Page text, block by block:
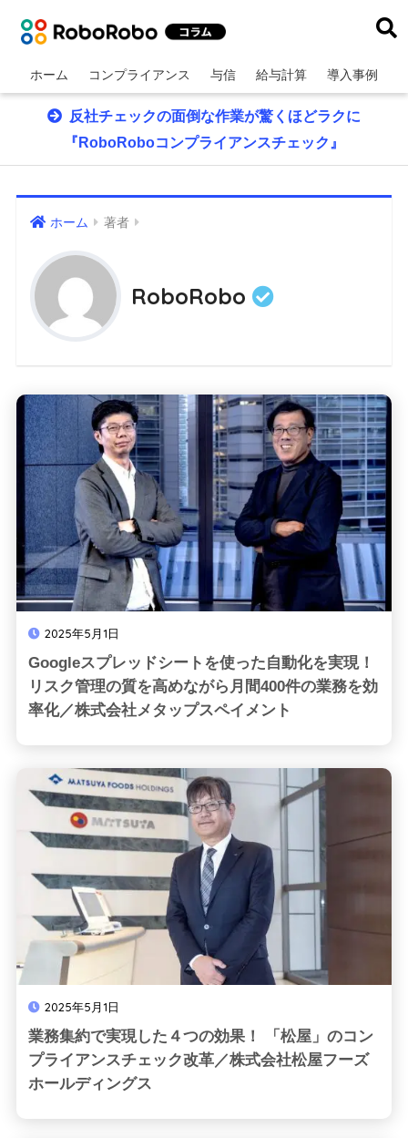
ホーム コンプライアンス 与信 給与計算 導入事例
反社チェックの面倒な作業が驚くほどラクに
『RoboRoboコンプライアンスチェック』
ホーム 著者
RoboRobo
2025年5月1日
Googleスプレッドシートを使った自動化を実現！
リスク管理の質を高めながら月間400件の業務を効
率化／株式会社メタップスペイメント
2025年5月1日
業務集約で実現した４つの効果！ 「松屋」のコン
プライアンスチェック改革／株式会社松屋フーズ
ホールディングス